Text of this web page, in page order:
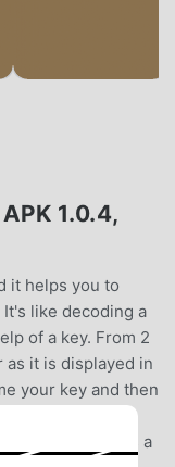
1.0.4,
it helps you to
like decoding a
of a key. From 2
it is displayed in
your key and then
the inner circle
message. This is a